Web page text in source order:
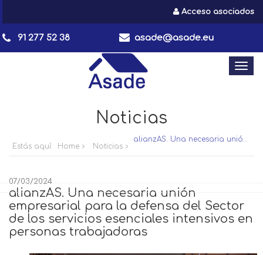
Acceso asociados
91 277 52 38 asade@asade.eu
Noticias
Estás aquí: Home Noticias
07/03/2024
alianzAS. Una necesaria unión
empresarial para la defensa del Sector
de los servicios esenciales intensivos en
personas trabajadoras